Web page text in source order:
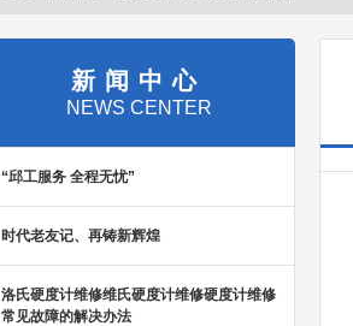
新闻中心
NEWS CENTER
“邱工服务 全程无忧”
时代老友记、再铸新辉煌
洛氏硬度计维修维氏硬度计维修硬度计维修
常见故障的解决办法